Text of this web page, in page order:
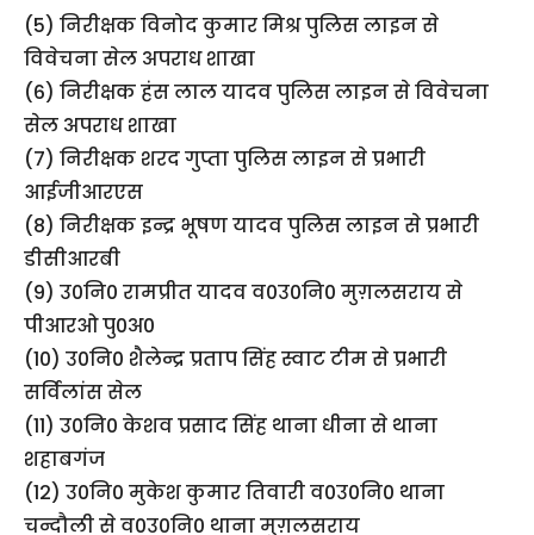
(5) निरीक्षक विनोद कुमार मिश्र पुलिस लाइन से
विवेचना सेल अपराध शाखा
(6) निरीक्षक हंस लाल यादव पुलिस लाइन से विवेचना
सेल अपराध शाखा
(7) निरीक्षक शरद गुप्ता पुलिस लाइन से प्रभारी
आईजीआरएस
(8) निरीक्षक इन्द्र भूषण यादव पुलिस लाइन से प्रभारी
डीसीआरबी
(9) उ0नि0 रामप्रीत यादव व0उ0नि0 मुग़लसराय से
पीआरओ पु0अ0
(10) उ0नि0 शैलेन्द्र प्रताप सिंह स्वाट टीम से प्रभारी
सर्विलांस सेल
(11) उ0नि0 केशव प्रसाद सिंह थाना धीना से थाना
शहाबगंज
(12) उ0नि0 मुकेश कुमार तिवारी व0उ0नि0 थाना
चन्दौली से व0उ0नि0 थाना मुग़लसराय